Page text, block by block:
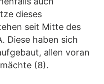
dieses
seit Mitte des
Diese haben sich
allen voran
(8).